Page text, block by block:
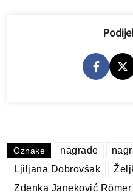
Oznake nagrade
Ljiljana Dobrovšak
Zdenka Janeković Römer